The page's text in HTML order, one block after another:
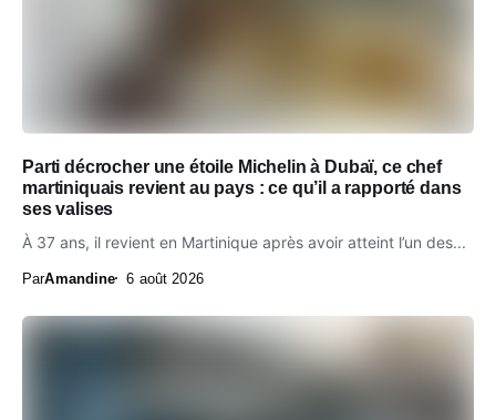
Parti décrocher une étoile Michelin à Dubaï, ce chef
martiniquais revient au pays : ce qu’il a rapporté dans
ses valises
À 37 ans, il revient en Martinique après avoir atteint l’un des...
ParAmandine 6 août 2026